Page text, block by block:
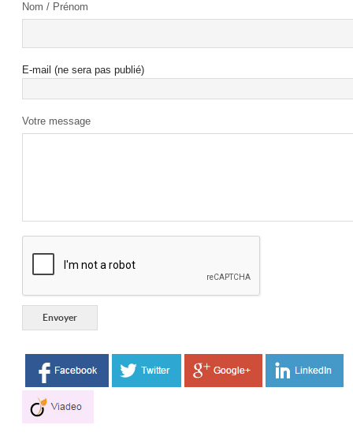
Nom / Prénom
E-mail (ne sera pas publié)
Votre message